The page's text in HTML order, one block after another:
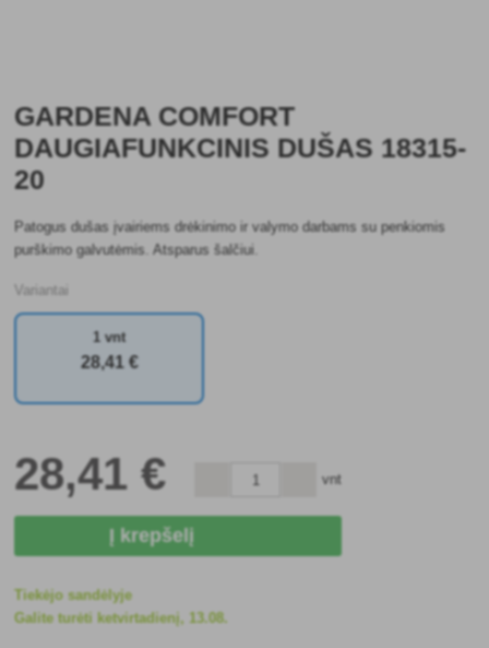
GARDENA COMFORT
DAUGIAFUNKCINIS DUŠAS 18315-
20
Patogus dušas įvairiems drėkinimo ir valymo darbams su penkiomis
purškimo galvutėmis. Atsparus šalčiui.
Variantai
1 vnt
28,41 €
28,41 € vnt
Į krepšelį
Tiekėjo sandėlyje
Galite turėti ketvirtadienį, 13.08.